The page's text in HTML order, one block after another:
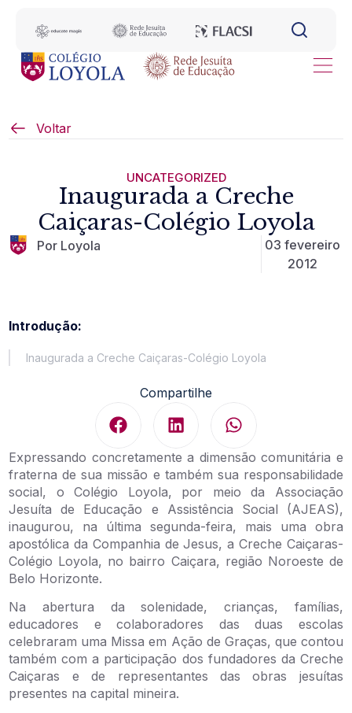
Voltar
UNCATEGORIZED
Inaugurada a Creche
Caiçaras-Colégio Loyola
Por Loyola
03 fevereiro
2012
Introdução:
Inaugurada a Creche Caiçaras-Colégio Loyola
Compartilhe
Expressando concretamente a dimensão comunitária e
fraterna de sua missão e também sua responsabilidade
social, o Colégio Loyola, por meio da Associação
Jesuíta de Educação e Assistência Social (AJEAS),
inaugurou, na última segunda-feira, mais uma obra
apostólica da Companhia de Jesus, a Creche Caiçaras-
Colégio Loyola, no bairro Caiçara, região Noroeste de
Belo Horizonte.
Na abertura da solenidade, crianças, famílias,
educadores e colaboradores das duas escolas
celebraram uma Missa em Ação de Graças, que contou
também com a participação dos fundadores da Creche
Caiçaras e de representantes das obras jesuítas
presentes na capital mineira.